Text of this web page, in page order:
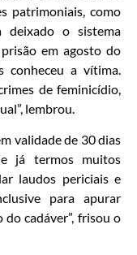
patrimoniais, como
deixado o sistema
em agosto do
conheceu a vítima.
de feminicídio,
lembrou.
validade de 30 dias
já termos muitos
laudos periciais e
para apurar
cadáver”, frisou o